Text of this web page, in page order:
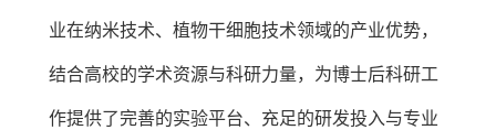
业在纳米技术、植物干细胞技术领域的产业优势，
结合高校的学术资源与科研力量，为博士后科研工
作提供了完善的实验平台、充足的研发投入与专业